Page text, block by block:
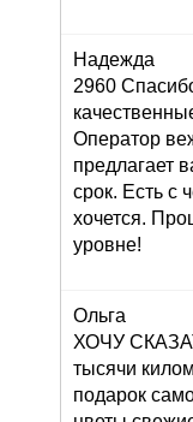
Надежда
2960
Оператор
предлагает
срок. Есть с
хочется.
уровне!
Ольга
ХОЧУ
тысячи
подарок